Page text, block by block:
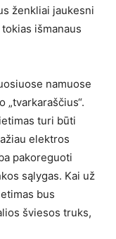
ženkliai jaukesni
išmanaus
namuose
turi būti
elektros
pakoreguoti
sąlygas. Kai už
bus
šviesos truks,